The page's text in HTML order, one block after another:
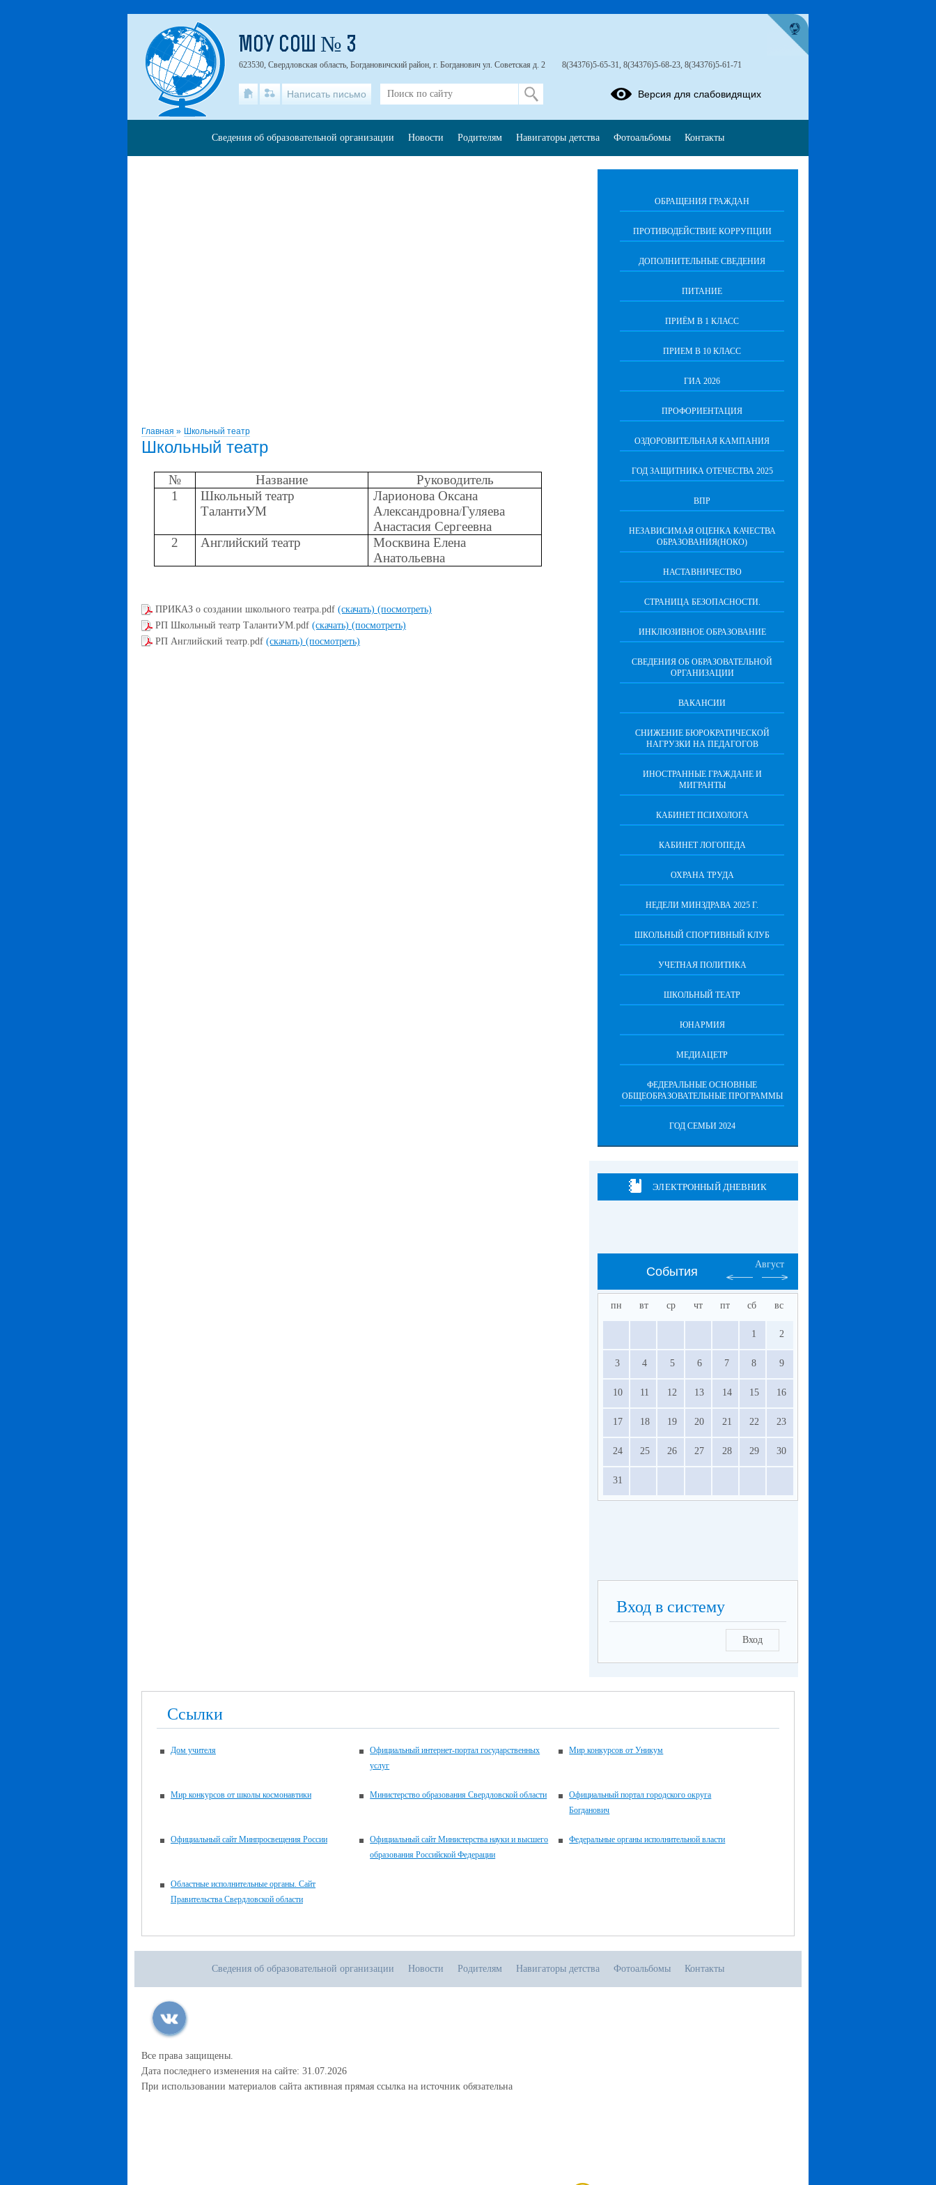
Главная » Школьный театр
Школьный театр
№ Название
Руководитель
1
Школьный театр
ТалантиУМ
Ларионова Оксана
Александровна/Гуляева
Анастасия Сергеевна
2
Английский театр
Москвина Елена
Анатольевна
ПРИКАЗ о создании школьного театра.pdf (скачать) (посмотреть)
РП Школьный театр ТалантиУМ.pdf (скачать) (посмотреть)
РП Английский театр.pdf (скачать) (посмотреть)
ОБРАЩЕНИЯ ГРАЖДАН
ПРОТИВОДЕЙСТВИЕ КОРРУПЦИИ
ДОПОЛНИТЕЛЬНЫЕ СВЕДЕНИЯ
ПИТАНИЕ
ПРИЁМ В 1 КЛАСС
ПРИЕМ В 10 КЛАСС
ГИА 2026
ПРОФОРИЕНТАЦИЯ
ОЗДОРОВИТЕЛЬНАЯ КАМПАНИЯ
ГОД ЗАЩИТНИКА ОТЕЧЕСТВА 2025
ВПР
НЕЗАВИСИМАЯ ОЦЕНКА КАЧЕСТВА
ОБРАЗОВАНИЯ(НОКО)
НАСТАВНИЧЕСТВО
СТРАНИЦА БЕЗОПАСНОСТИ.
ИНКЛЮЗИВНОЕ ОБРАЗОВАНИЕ
СВЕДЕНИЯ ОБ ОБРАЗОВАТЕЛЬНОЙ
ОРГАНИЗАЦИИ
ВАКАНСИИ
СНИЖЕНИЕ БЮРОКРАТИЧЕСКОЙ
НАГРУЗКИ НА ПЕДАГОГОВ
ИНОСТРАННЫЕ ГРАЖДАНЕ И
МИГРАНТЫ
КАБИНЕТ ПСИХОЛОГА
КАБИНЕТ ЛОГОПЕДА
ОХРАНА ТРУДА
НЕДЕЛИ МИНЗДРАВА 2025 Г.
ШКОЛЬНЫЙ СПОРТИВНЫЙ КЛУБ
УЧЕТНАЯ ПОЛИТИКА
ШКОЛЬНЫЙ ТЕАТР
ЮНАРМИЯ
МЕДИАЦЕТР
ФЕДЕРАЛЬНЫЕ ОСНОВНЫЕ
ОБЩЕОБРАЗОВАТЕЛЬНЫЕ ПРОГРАММЫ
ГОД СЕМЬИ 2024
ЭЛЕКТРОННЫЙ ДНЕВНИК
События
Август
пн вт ср чт пт сб вс
1 2
3 4 5 6 7 8 9
10 11 12 13 14 15 16
17 18 19 20 21 22 23
24 25 26 27 28 29 30
31
Вход в систему
Вход
Ссылки
Дом учителя
Официальный интернет-портал государственных
услуг
Мир конкурсов от Уникум
Мир конкурсов от школы космонавтики Министерство образования Свердловской области
Официальный портал городского округа
Богданович
Официальный сайт Минпросвещения России
Официальный сайт Министерства науки и высшего
образования Российской Федерации
Федеральные органы исполнительной власти
Областные исполнительные органы. Сайт
Правительства Свердловской области
МОУ СОШ № 3
623530, Свердловская область, Богдановичский район, г. Богданович ул. Советская д. 2 8(34376)5-65-31, 8(34376)5-68-23, 8(34376)5-61-71
Написать письмо Версия для слабовидящих
Сведения об образовательной организации Новости Родителям Навигаторы детства Фотоальбомы Контакты
Сведения об образовательной организации Новости Родителям Навигаторы детства Фотоальбомы Контакты
Все права защищены.
Дата последнего изменения на сайте: 31.07.2026
При использовании материалов сайта активная прямая ссылка на источник обязательна